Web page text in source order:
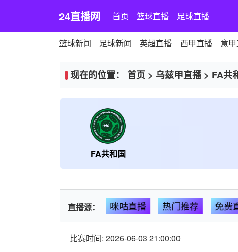
24直播网 首页 篮球直播 足球直播
篮球新闻 足球新闻 英超直播 西甲直播 意
现在的位置： 首页 > 乌兹甲直播> FA共
FA共和国
直播源： 咪咕直播 热门推荐 免费
比赛时间: 2026-06-03 21:00:00